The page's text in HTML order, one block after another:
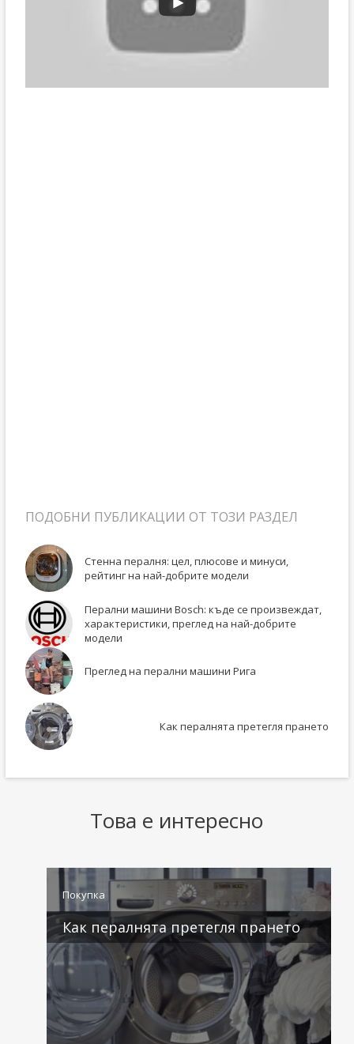
ПОДОБНИ ПУБЛИКАЦИИ ОТ ТОЗИ РАЗДЕЛ
Стенна пералня: цел, плюсове и минуси,
рейтинг на най-добрите модели
Перални машини Bosch: къде се произвеждат,
характеристики, преглед на най-добрите
модели
Преглед на перални машини Рига
Как пералнята претегля прането
Това е интересно
Покупка
Как пералнята претегля прането